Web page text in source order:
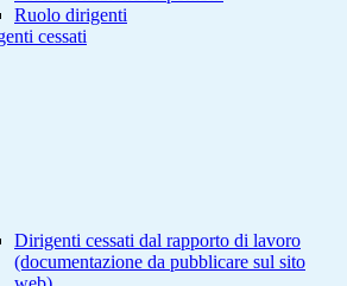
Ruolo dirigenti
cessati
Dirigenti cessati dal rapporto di lavoro
(documentazione da pubblicare sul sito